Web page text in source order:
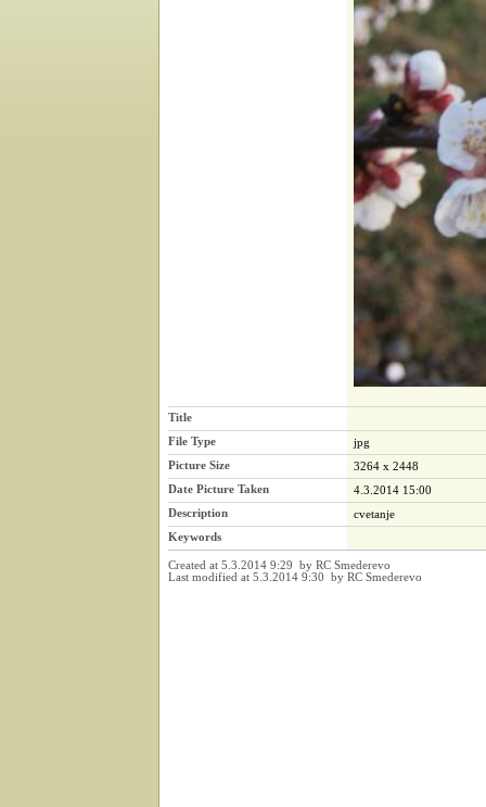
Title
File Type
jpg
Picture Size
3264 x 2448
Date Picture Taken
4.3.2014 15:00
Description
cvetanje
Keywords
Created at 5.3.2014 9:29 by RC Smederevo
Last modified at 5.3.2014 9:30 by RC Smederevo